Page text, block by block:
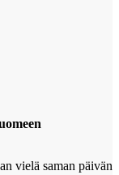
vielä saman päivän